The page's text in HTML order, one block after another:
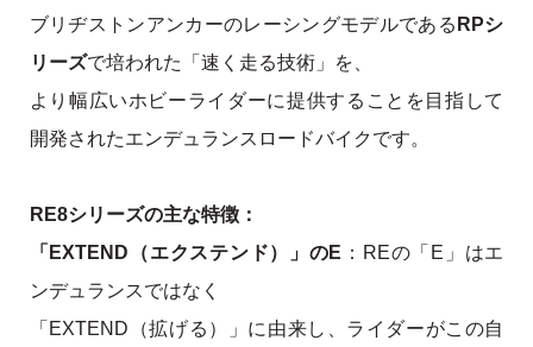
ブリヂストンアンカーのレーシングモデルである RPシ
リーズで培われた「速く走る技術」を、
より幅広いホビーライダーに提供することを目指して
開発されたエンデュランスロードバイクです。
RE8シリーズの主な特徴：
「EXTEND（エクステンド）」のE ：REの「E」はエ
ンデュランスではなく
「EXTEND（拡げる）」に由来し、ライダーがこの自